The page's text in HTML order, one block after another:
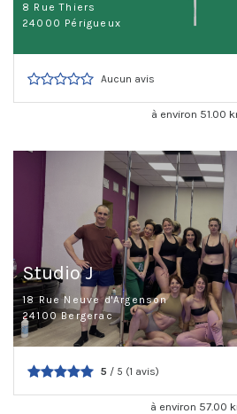
8 Rue Thiers
24000 Périgueux
Aucun avis
à environ 51.00
Studio J
18 Rue Neuve d'Argenson
24100 Bergerac
5 / 5 (1 avis)
à environ 57.00